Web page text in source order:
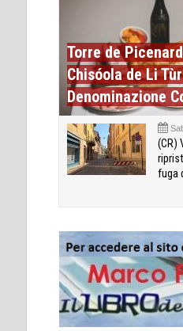
Torre de
Chisóola de Li
Denominazione
(CR)
fuga